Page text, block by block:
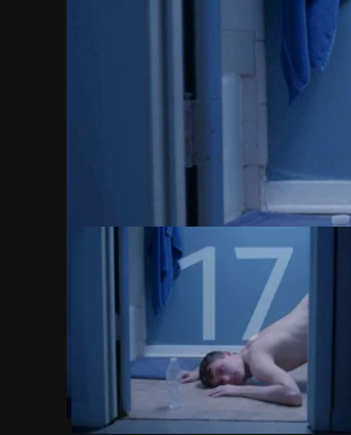
推薦影片